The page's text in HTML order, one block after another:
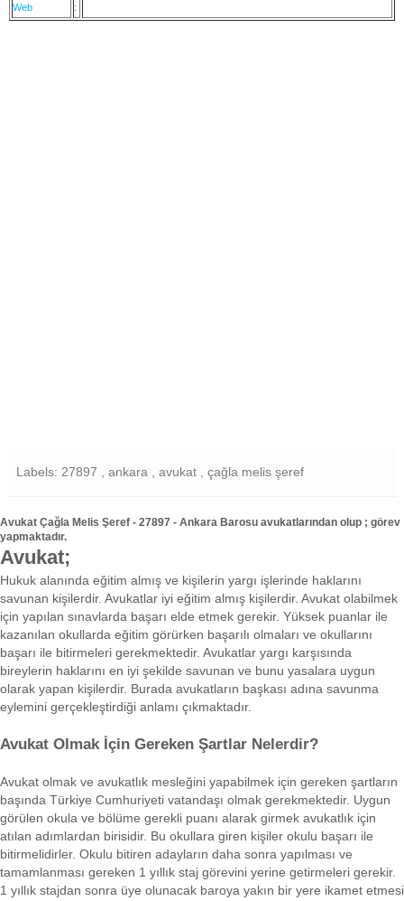
Web :
Labels: 27897 , ankara , avukat , çağla melis şeref
Avukat Çağla Melis Şeref - 27897 - Ankara Barosu avukatlarından olup ; görev
yapmaktadır.
Avukat;
Hukuk alanında eğitim almış ve kişilerin yargı işlerinde haklarını
savunan kişilerdir. Avukatlar iyi eğitim almış kişilerdir. Avukat olabilmek
için yapılan sınavlarda başarı elde etmek gerekir. Yüksek puanlar ile
kazanılan okullarda eğitim görürken başarılı olmaları ve okullarını
başarı ile bitirmeleri gerekmektedir. Avukatlar yargı karşısında
bireylerin haklarını en iyi şekilde savunan ve bunu yasalara uygun
olarak yapan kişilerdir. Burada avukatların başkası adına savunma
eylemini gerçekleştirdiği anlamı çıkmaktadır.
Avukat Olmak İçin Gereken Şartlar Nelerdir?
Avukat olmak ve avukatlık mesleğini yapabilmek için gereken şartların
başında Türkiye Cumhuriyeti vatandaşı olmak gerekmektedir. Uygun
görülen okula ve bölüme gerekli puanı alarak girmek avukatlık için
atılan adımlardan birisidir. Bu okullara giren kişiler okulu başarı ile
bitirmelidirler. Okulu bitiren adayların daha sonra yapılması ve
tamamlanması gereken 1 yıllık staj görevini yerine getirmeleri gerekir.
1 yıllık stajdan sonra üye olunacak baroya yakın bir yere ikamet etmesi